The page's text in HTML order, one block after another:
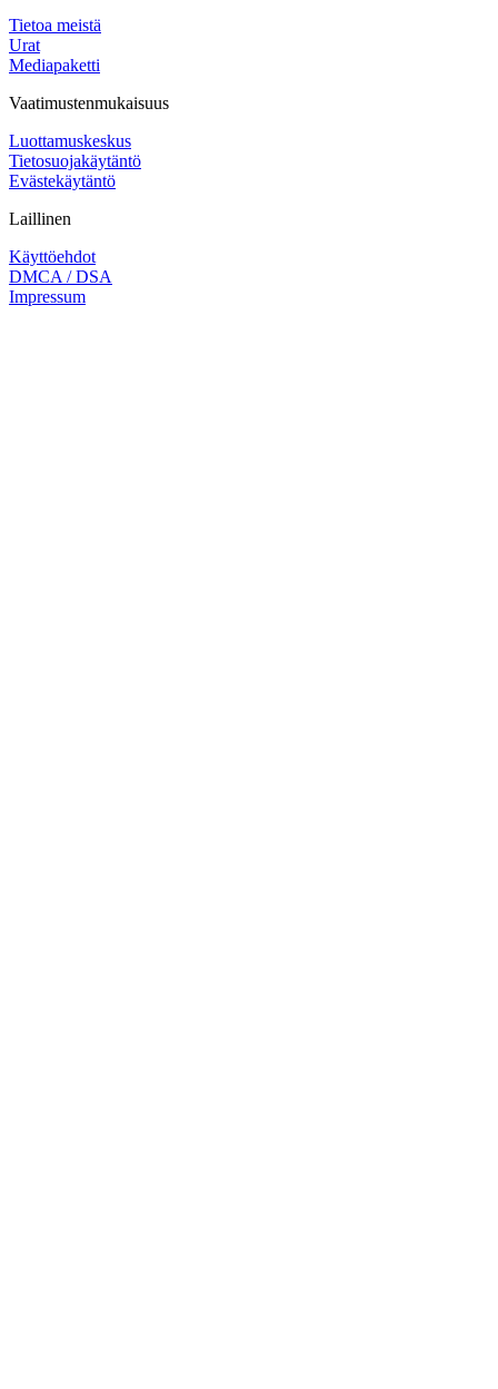
Tietoa meistä
Urat
Mediapaketti
Vaatimustenmukaisuus
Luottamuskeskus
Tietosuojakäytäntö
Evästekäytäntö
Laillinen
Käyttöehdot
DMCA / DSA
Impressum